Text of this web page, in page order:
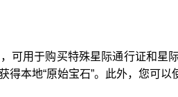
可用于购买特殊星际通行证和星
本地“原始宝石”。此外，您可以